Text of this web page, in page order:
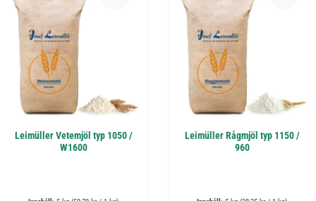
Leimüller Vetemjöl typ 1050 /
W1600
Leimüller Rågmjöl typ 1150 /
960